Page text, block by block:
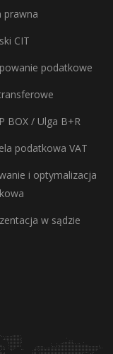
prawna
CIT
podatkowe
BOX / Ulga B+R
podatkowa VAT
i optymalizacja
w sądzie